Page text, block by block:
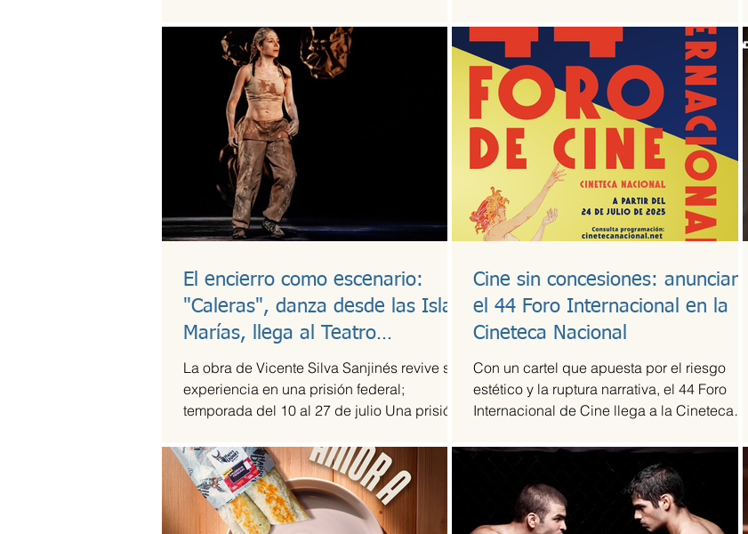
Alessandros Racing. En el marco de su
centenario, la organización utiliza la alta
competencia para validar su capacidad
técnica y operativa en las pistas más
exigentes del país durante la temporada
El sencillo transforma el himno pacifista en
un arreglo metal sinfónico que mantiene su
esencia esperanzadora, pero con la
potencia característica del grupo.
El encierro como escenario:
"Caleras", danza desde las Islas
Marías, llega al Teatro
Guillermina Bravo
La obra de Vicente Silva Sanjinés revive su
experiencia en una prisión federal;
temporada del 10 al 27 de julio Una prisión
Cine sin concesiones: anuncian
el 44 Foro Internacional en la
Cineteca Nacional
Con un cartel que apuesta por el riesgo
estético y la ruptura narrativa, el 44 Foro
Internacional de Cine llega a la Cineteca
sólidos para el cine de vanguardia.